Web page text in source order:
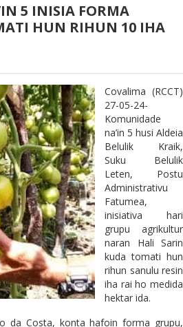
5 INISIA FORMA
HUN RIHUN 10 IHA
Covalima (RCCT)
27-05-24-
Komunidade
na’in 5 husi Aldeia
Belulik Kraik,
Suku Belulik
Leten, Postu
Administrativu
Fatumea,
inisiativa hari
grupu agrikultur
naran Hali Sarin
kuda tomati hun
rihun sanulu resin
iha rai ho medida
hektar ida.
da Costa, konta hafoin forma grupu,